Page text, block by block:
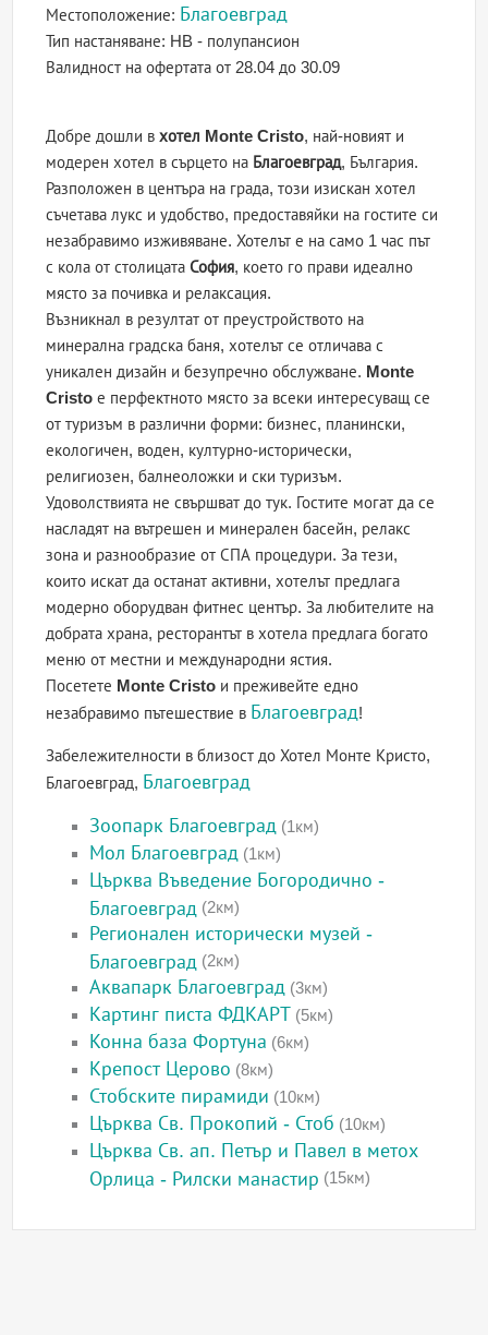
Местоположение: Благоевград
Тип настаняване: HB - полупансион
Валидност на офертатаот 28.04 до 30.09
Добре дошли вхотел Monte Cristo, най-новият и
модерен хотел в сърцето на Благоевград, България.
Разположен в центъра на града, този изискан хотел
съчетава лукс и удобство, предоставяйки на гостите си
незабравимо изживяване. Хотелът е на само 1 час път
с кола от столицатаСофия, което го прави идеално
място за почивка и релаксация.
Възникнал в резултат от преустройството на
минерална градска баня, хотелът се отличава с
уникален дизайн и безупречно обслужване. Monte
Cristo е перфектното място за всеки интересуващ се
от туризъм в различни форми: бизнес, планински,
екологичен, воден, културно-исторически,
религиозен, балнеоложки и ски туризъм.
Удоволствията не свършват до тук. Гостите могат да се
насладят на вътрешен и минерален басейн, релакс
зона и разнообразие от СПА процедури. За тези,
които искат да останат активни, хотелът предлага
модерно оборудван фитнес център. За любителите на
добрата храна, ресторантът в хотела предлага богато
меню от местни и международни ястия.
Посетете Monte Cristo и преживейте едно
незабравимо пътешествие в Благоевград!
Забележителности в близост до Хотел Монте Кристо,
Благоевград, Благоевград
Зоопарк Благоевград (1км)
Мол Благоевград (1км)
Църква Въведение Богородично -
Благоевград (2км)
Регионален исторически музей -
Благоевград (2км)
Аквапарк Благоевград (3км)
Картинг писта ФДКАРТ (5км)
Конна база Фортуна (6км)
Крепост Церово (8км)
Стобските пирамиди (10км)
Църква Св. Прокопий - Стоб (10км)
Църква Св. ап. Петър и Павел в метох
Орлица - Рилски манастир (15км)